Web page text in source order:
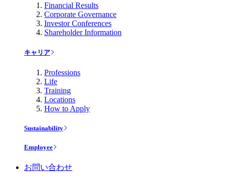
Financial Results
Corporate Governance
Investor Conferences
Shareholder Information
キャリア
Professions
Life
Training
Locations
How to Apply
Sustainability
Employee
お問い合わせ